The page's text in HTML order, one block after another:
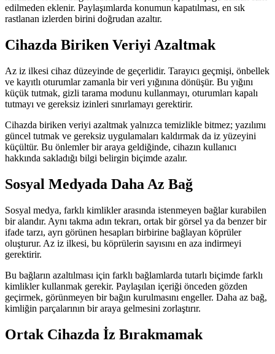
edilmeden eklenir. Paylaşımlarda konumun kapatılması, en sık
rastlanan izlerden birini doğrudan azaltır.
Cihazda Biriken Veriyi Azaltmak
Az iz ilkesi cihaz düzeyinde de geçerlidir. Tarayıcı geçmişi, önbellek
ve kayıtlı oturumlar zamanla bir veri yığınına dönüşür. Bu yığını
küçük tutmak, gizli tarama modunu kullanmayı, oturumları kapalı
tutmayı ve gereksiz izinleri sınırlamayı gerektirir.
Cihazda biriken veriyi azaltmak yalnızca temizlikle bitmez; yazılımı
güncel tutmak ve gereksiz uygulamaları kaldırmak da iz yüzeyini
küçültür. Bu önlemler bir araya geldiğinde, cihazın kullanıcı
hakkında sakladığı bilgi belirgin biçimde azalır.
Sosyal Medyada Daha Az Bağ
Sosyal medya, farklı kimlikler arasında istenmeyen bağlar kurabilen
bir alandır. Aynı takma adın tekrarı, ortak bir görsel ya da benzer bir
ifade tarzı, ayrı görünen hesapları birbirine bağlayan köprüler
oluşturur. Az iz ilkesi, bu köprülerin sayısını en aza indirmeyi
gerektirir.
Bu bağların azaltılması için farklı bağlamlarda tutarlı biçimde farklı
kimlikler kullanmak gerekir. Paylaşılan içeriği önceden gözden
geçirmek, görünmeyen bir bağın kurulmasını engeller. Daha az bağ,
kimliğin parçalarının bir araya gelmesini zorlaştırır.
Ortak Cihazda İz Bırakmamak